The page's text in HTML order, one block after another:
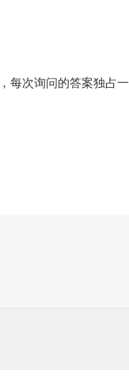
每次询问的答案独占一